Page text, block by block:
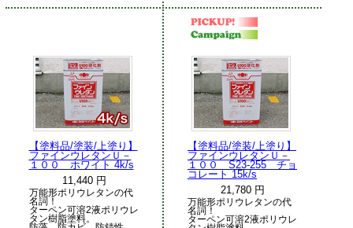
【塗料品/塗装/上塗り】
ファインウレタンＵ－
１００ ホワイト 4k/s
11,440 円
万能形ポリウレタンの代
名詞！
ターペン可溶2液ポリウレ
タン樹脂塗料。
【塗料品/塗装/上塗り】
ファインウレタンＵ－
１００ S23-255 チョ
コレート 15k/s
21,780 円
万能形ポリウレタンの代
名詞！
ターペン可溶2液ポリウレ